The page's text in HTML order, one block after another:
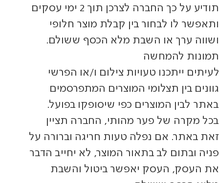
תודיע על כך החברה לצרכן תוך 2 ימי עסקים
ותאפשר לו לבחור בין קבלת מוצר חלופי
ושווה ערך או השבת מלא הכסף ששולם.
תמונות להמחשה
לעיתים ייתכנו טעויות צילום ו/או הפרשי
גוונים בין תצלומי המוצרים המתפרסמים
באתר לבין המוצרים כפי שיסופקו בפועל.
בכל מקרה של פער מהותי, החברה תציין
זאת באתר. אם נפלה טעות חריגה וברורה על
פניה ובתום לב בתאור המוצר, לא יחייב הדבר
את העסק, העסק יאפשר ביטול והשבת